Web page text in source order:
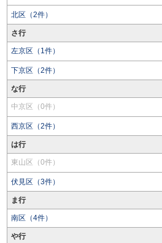
北区（2件）
さ行
左京区（1件）
下京区（2件）
な行
中京区（0件）
西京区（2件）
は行
東山区（0件）
伏見区（3件）
ま行
南区（4件）
や行